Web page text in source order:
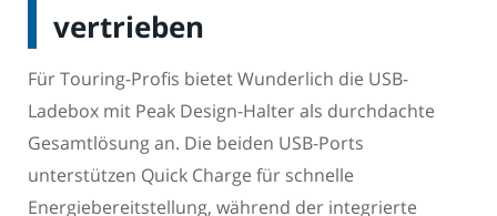
vertrieben
Für Touring-Profis bietet Wunderlich die USB-
Ladebox mit Peak Design-Halter als durchdachte
Gesamtlösung an. Die beiden USB-Ports
unterstützen Quick Charge für schnelle
Energiebereitstellung, während der integrierte